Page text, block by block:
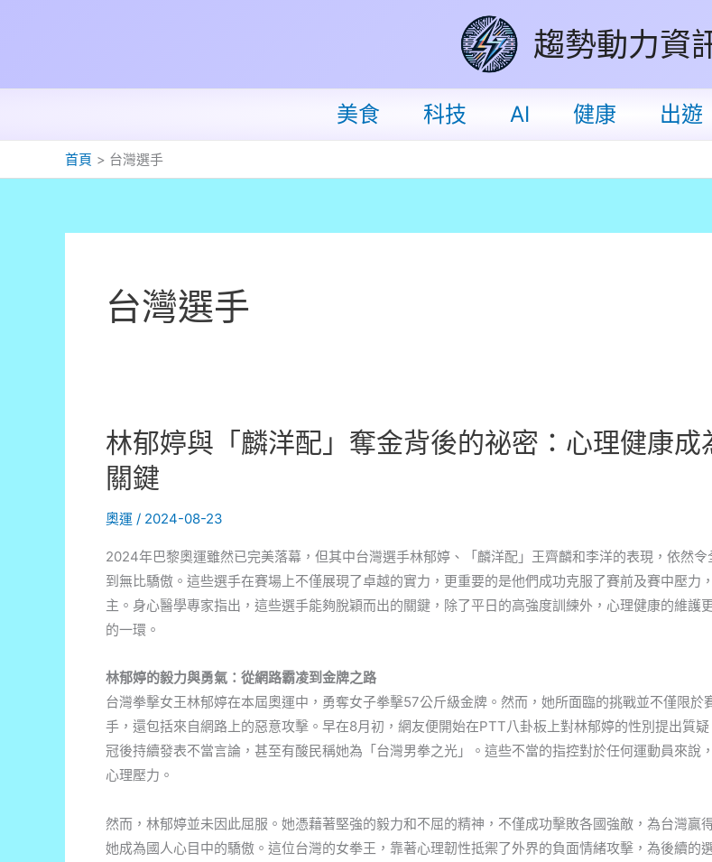
要
趨勢動力資
美食 科技 AI 健康 出遊
首頁 台灣選手
台灣選手
林郁婷與「麟洋配」奪金背後的祕密：心理健康成
關鍵
奧運 / 2024-08-23
2024年巴黎奧運雖然已完美落幕，但其中台灣選手林郁婷、「麟洋配」王齊麟和李洋的表現，依然令
到無比驕傲。這些選手在賽場上不僅展現了卓越的實力，更重要的是他們成功克服了賽前及賽中壓力
主。身心醫學專家指出，這些選手能夠脫穎而出的關鍵，除了平日的高強度訓練外，心理健康的維護
的一環。
林郁婷的毅力與勇氣：從網路霸凌到金牌之路
台灣拳擊女王林郁婷在本屆奧運中，勇奪女子拳擊57公斤級金牌。然而，她所面臨的挑戰並不僅限於
手，還包括來自網路上的惡意攻擊。早在8月初，網友便開始在PTT八卦板上對林郁婷的性別提出質
冠後持續發表不當言論，甚至有酸民稱她為「台灣男拳之光」。這些不當的指控對於任何運動員來說
心理壓力。
然而，林郁婷並未因此屈服。她憑藉著堅強的毅力和不屈的精神，不僅成功擊敗各國強敵，為台灣贏
她成為國人心目中的驕傲。這位台灣的女拳王，靠著心理韌性抵禦了外界的負面情緒攻擊，為後續的